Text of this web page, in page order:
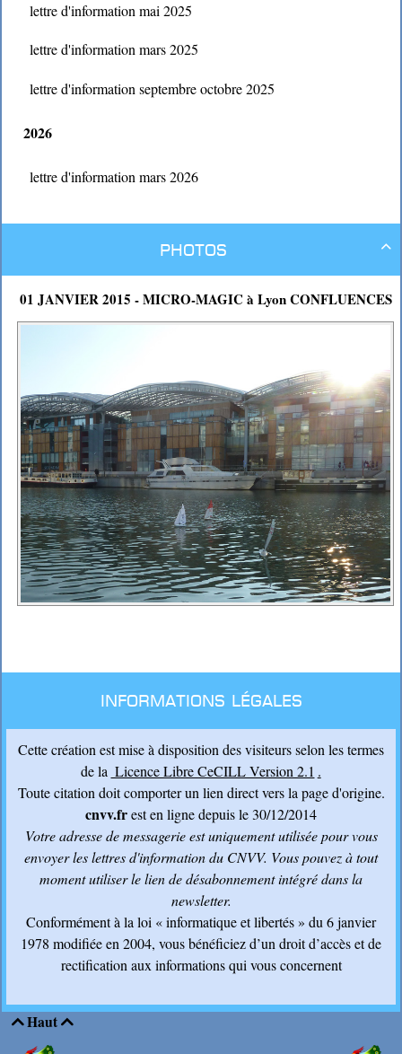
lettre d'information mai 2025
lettre d'information mars 2025
lettre d'information septembre octobre 2025
2026
lettre d'information mars 2026

Photos
01 JANVIER 2015 - MICRO-MAGIC à Lyon CONFLUENCES
Informations légales
Cette création est mise à disposition des visiteurs selon les termes
de la Licence Libre CeCILL Version 2.1 .
Toute citation doit comporter un lien direct vers la page d'origine.
cnvv.frest en ligne depuis le 30/12/2014
Votre adresse de messagerie est uniquement utilisée pour vous
envoyer les lettres d'information du CNVV. Vous pouvez à tout
moment utiliser le lien de désabonnement intégré dans la
newsletter.
Conformément à la loi « informatique et libertés » du 6 janvier
1978 modifiée en 2004, vous bénéficiez d’un droit d’accès et de
rectification aux informations qui vous concernent
Haut 